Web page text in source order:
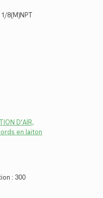
8(M)NPT
D'AIR,
en laiton
: 300